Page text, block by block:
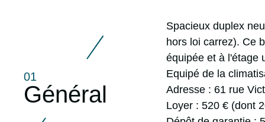
01
Général
Spacieux duplex
hors loi carrez). Ce
équipée et à l'étage
Equipé de la
Adresse : 61 rue
Loyer : 520 € (dont